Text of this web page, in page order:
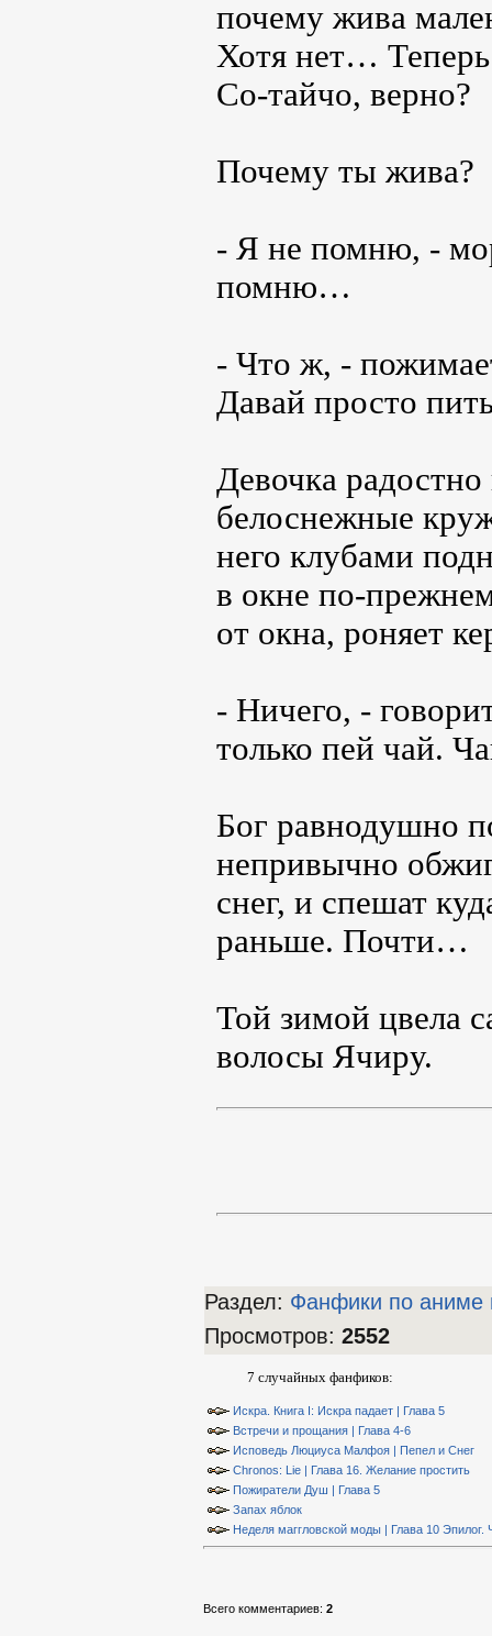
почему жива
Хотя нет… Теперь
Со-тайчо, верно?
Почему ты жива?
- Я не помню, -
помню…
- Что ж, -
Давай просто
Девочка радостно
белоснежные
него клубами
в окне по-
от окна, роняет
- Ничего, -
только пей чай.
Бог равнодушно
непривычно
снег, и спешат
раньше. Почти…
Той зимой цвела
волосы Ячиру.
Раздел: Фанфики по аниме
Просмотров: 2552
7 случайных фанфиков:
Искра. Книга I: Искра падает | Глава 5
Встречи и прощания | Глава 4-6
Исповедь Люциуса Малфоя | Пепел и Снег
Chronos: Lie | Глава 16. Желание простить
Пожиратели Душ | Глава 5
Запах яблок
Неделя маггловской моды | Глава 10 Эпилог.
Всего комментариев: 2